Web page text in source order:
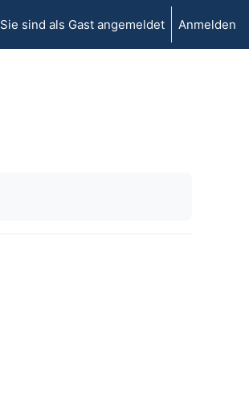
Sie sind als Gast angemeldet Anmelden